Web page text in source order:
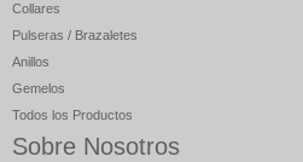
Collares
Pulseras / Brazaletes
Anillos
Gemelos
Todos los Productos
Sobre Nosotros